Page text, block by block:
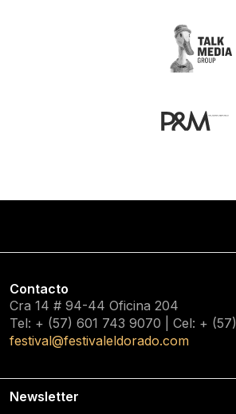
Contacto
Cra 14 # 94-44 Oficina 204
Tel: + (57) 601 743 9070 | Cel: + (57)
festival@festivaleldorado.com
Newsletter